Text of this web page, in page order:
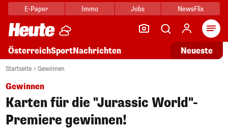
E-Paper Immo Jobs NewsFlix
ÖsterreichSportNachrichten Neueste
Startseite Gewinnen
Gewinnen
Karten für die "Jurassic World"-
Premiere gewinnen!